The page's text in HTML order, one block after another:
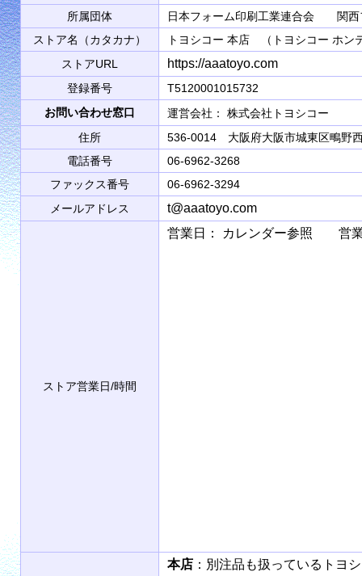
所属団体
日本フォーム印刷工業連合会 関
ストア名（カタカナ）
トヨシコー 本店 （トヨシコー ホン
ストアURL
https://aaatoyo.com
登録番号
T5120001015732
お問い合わせ窓口
運営会社： 株式会社トヨシコ
住所
536-0014 大阪府大阪市城東区鴫野
電話番号
06-6962-3268
ファックス番号
06-6962-3294
メールアドレス
t@aaatoyo.com
ストア営業日/時間
営業日： カレンダー参照 営業
本店 ：別注品も扱っているト